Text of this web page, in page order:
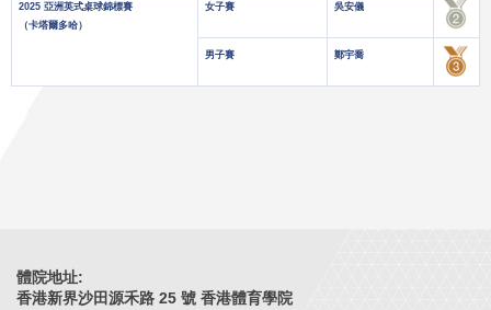
2025 亞洲英式桌球錦標賽
（卡塔爾多哈）
女子賽 吳安儀
男子賽 鄭宇喬
體院地址:
香港新界沙田源禾路 25 號 香港體育學院